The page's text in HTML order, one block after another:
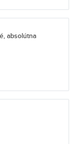
absolútna